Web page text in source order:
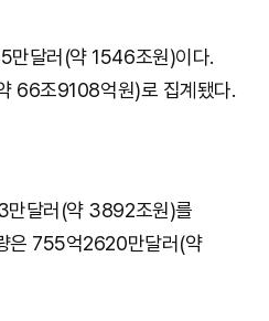
만달러(약 1546조원)이다.
66조9108억원)로 집계됐다.
달러(약 3892조원)를
은 755억2620만달러(약